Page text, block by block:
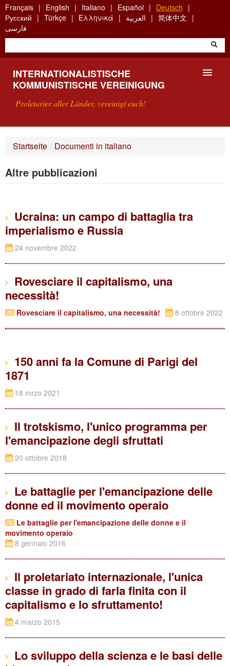
Skip
to
main
content
Français English Italiano Español
Deutsch
Русский
Türkçe Ελληνικά العربية
简体中文
فارسی
INTERNATIONALISTISCHE
KOMMUNISTISCHE VEREINIGUNG
Proletarier aller Länder, vereinigt euch!
Startseite / Documenti in italiano
Altre pubblicazioni
Ucraina: un campo di battaglia tra
imperialismo e Russia
24 novembre 2022
Rovesciare il capitalismo, una
necessità!
Rovesciare il capitalismo, una necessità! 8 ottobre 2022
150 anni fa la Comune di Parigi del
1871
18 mrzo 2021
Il trotskismo, l'unico programma per
l'emancipazione degli sfruttati
20 ottobre 2018
Le battaglie per l'emancipazione delle
donne ed il movimento operaio
Le battaglie per l'emancipazione delle donne e il
movimento operaio
8 gennaio 2016
Il proletariato internazionale, l'unica
classe in grado di farla finita con il
capitalismo e lo sfruttamento!
4 marzo 2015
Lo sviluppo della scienza e le basi delle